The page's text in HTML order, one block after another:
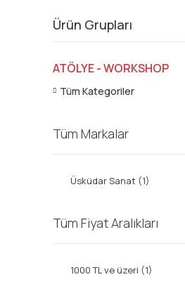
Ürün Grupları
ATÖLYE - WORKSHOP
Tüm Kategoriler
Tüm Markalar
Üsküdar Sanat (1)
Tüm Fiyat Aralıkları
1000 TL ve üzeri (1)